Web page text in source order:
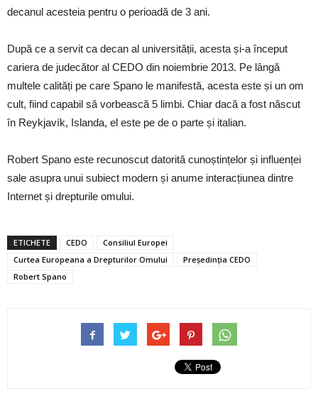
decanul acesteia pentru o perioadă de 3 ani.
După ce a servit ca decan al universității, acesta și-a început
cariera de judecător al CEDO din noiembrie 2013. Pe lângă
multele calități pe care Spano le manifestă, acesta este și un om
cult, fiind capabil să vorbească 5 limbi. Chiar dacă a fost născut
în Reykjavík, Islanda, el este pe de o parte și italian.
Robert Spano este recunoscut datorită cunoștințelor și influenței
sale asupra unui subiect modern și anume interacțiunea dintre
Internet și drepturile omului.
ETICHETE CEDO
Consiliul Europei
Curtea Europeana a Drepturilor Omului
Președinția CEDO
Robert Spano